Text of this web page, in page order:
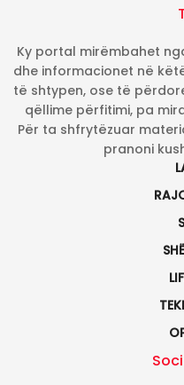
Ky portal mirëmbahet
dhe informacionet në
të shtypen, ose të
qëllime përfitimi, pa
Për ta shfrytëzuar
pranoni